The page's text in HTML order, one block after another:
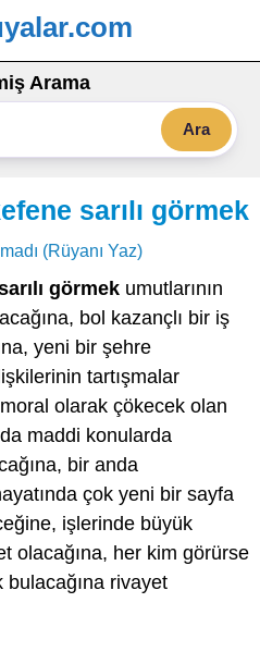
Arama
Ara
sarılı görmek
(Rüyanı Yaz)
görmek umutlarının
bol kazançlı bir iş
yeni bir şehre
tartışmalar
olarak çökecek olan
maddi konularda
bir anda
çok yeni bir sayfa
işlerinde büyük
olacağına, her kim görürse
bulacağına rivayet